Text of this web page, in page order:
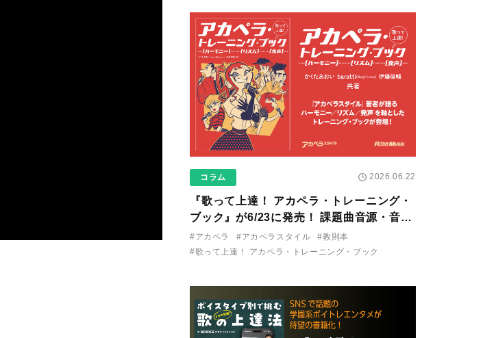
コラム 2026.06.22
『歌って上達！ アカペラ・トレーニング・
ブック』が6/23に発売！ 課題曲音源・音取
り用アプリを公開。
#アカペラ #アカペラスタイル
#教則本
#歌って上達！ アカペラ・トレーニング・ブック